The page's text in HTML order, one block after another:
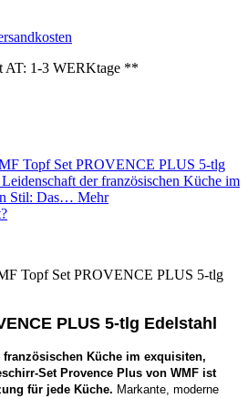
AT: 1-3 WERKtage **
Topf Set PROVENCE PLUS 5-tlg
der französischen Küche im
Stil: Das… Mehr
Topf Set PROVENCE PLUS 5-tlg
PLUS 5-tlg Edelstahl
französischen Küche im exquisiten,
Set Provence Plus von WMF ist
für jede Küche. Markante, moderne